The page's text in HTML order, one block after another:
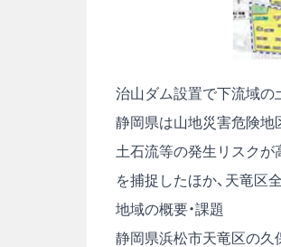
治山ダム設置で下流域の
静岡県は山地災害危険地
土石流等の発生リスクが
を捕捉したほか、天竜区
地域の概要・課題
静岡県浜松市天竜区の久